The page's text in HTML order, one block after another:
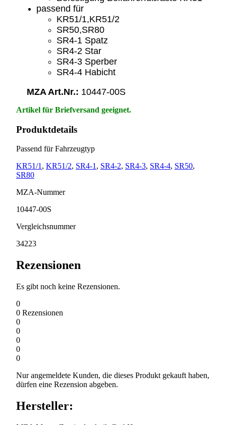
passend für
KR51/1,KR51/2
SR50,SR80
SR4-1 Spatz
SR4-2 Star
SR4-3 Sperber
SR4-4 Habicht
MZA Art.Nr.: 10447-00S
Artikel für Briefversand geeignet.
Produktdetails
Passend für Fahrzeugtyp
KR51/1 , KR51/2, SR4-1 , SR4-2, SR4-3, SR4-4, SR50,
SR80
MZA-Nummer
10447-00S
Vergleichsnummer
34223
Rezensionen
Es gibt noch keine Rezensionen.
0
0 Rezensionen
0
0
0
0
0
Nur angemeldete Kunden, die dieses Produkt gekauft haben,
dürfen eine Rezension abgeben.
Hersteller: